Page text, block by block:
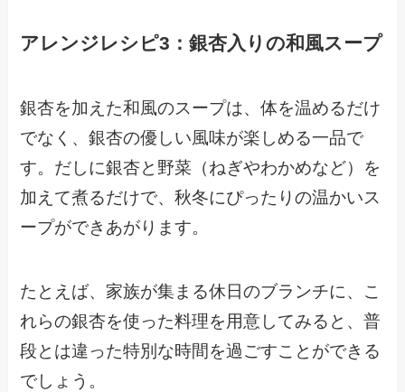
アレンジレシピ3：銀杏入りの和風スープ
銀杏を加えた和風のスープは、体を温めるだけ
でなく、銀杏の優しい風味が楽しめる一品で
す。だしに銀杏と野菜（ねぎやわかめなど）を
加えて煮るだけで、秋冬にぴったりの温かいス
ープができあがります。
たとえば、家族が集まる休日のブランチに、こ
れらの銀杏を使った料理を用意してみると、普
段とは違った特別な時間を過ごすことができる
でしょう。